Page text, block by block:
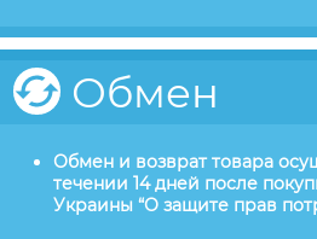
Обмен
Обмен и возврат товара
течении 14 дней после
Украины “О защите прав